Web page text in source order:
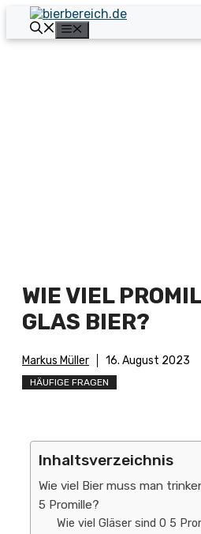
Zum
Inhalt
springen
WIE VIEL
GLAS BIER?
Markus Müller 16. August 2023
HÄUFIGE FRAGEN
Inhaltsverzeichnis
Wie viel Bier muss man
5 Promille?
Wie viel Gläser sind 0 5